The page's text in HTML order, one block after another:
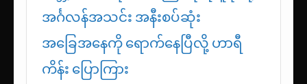
အင်္ဂလန်အသင်း အနီးစပ်ဆုံး
အခြေအနေကို ရောက်နေပြီလို့ ဟာရီ
ကိန်း ပြောကြား